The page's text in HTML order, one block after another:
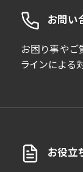
お問い
お困り事やご
ラインによる
お役立